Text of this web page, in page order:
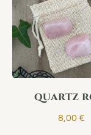
quartz
8,00 €